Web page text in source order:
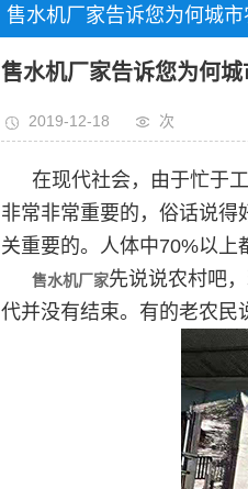
售水机厂家告诉您为何城
装净水站？
售水机厂家告诉您为何城
2019-12-18 次
在现代社会，由于忙于
非常非常重要的，俗话说得
关重要的。人体中70%以上
售水机厂家先说说农村吧
代并没有结束。有的老农民